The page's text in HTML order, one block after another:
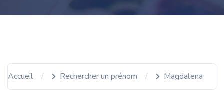
Accueil Rechercher un prénom Magdalena